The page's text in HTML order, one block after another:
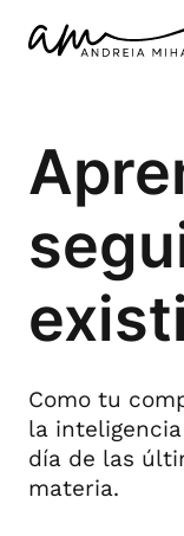
contenido
Como tu
la
día de las
materia.